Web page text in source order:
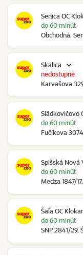
Senica OC
Obchodná,
do 60 minút
Skalica
Karvašova
nedostupné
Sládkovičovo
Fučíkova
do 60 minút
Spišská Nová
Medza 1847/
do 60 minút
Šaľa OC
SNP 2841/29,
do 60 minút